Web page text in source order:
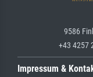
9586
+43 4257
Impressum &